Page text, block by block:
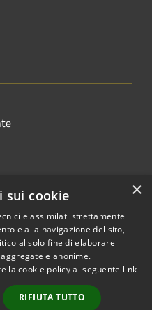
Copyright © 2026 • Comune di
Casciana Terme Lari • Powered
byMunicipium
Accesso
×
sui cookie
e assimilati strettamente
e alla navigazione del sito,
al solo fine di elaborare
e anonime.
la cookie policy al seguente link
RIFIUTA TUTTO